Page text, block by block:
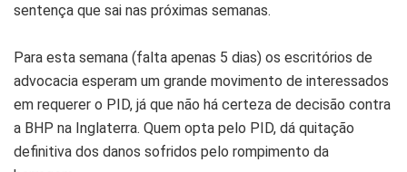
sentença que sai nas próximas semanas.
Para esta semana (falta apenas 5 dias) os escritórios de
advocacia esperam um grande movimento de interessados
em requerer o PID, já que não há certeza de decisão contra
a BHP na Inglaterra. Quem opta pelo PID, dá quitação
definitiva dos danos sofridos pelo rompimento da